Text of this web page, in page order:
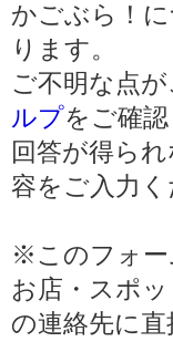
かごぶら！
ります。
ご不明な点
ルプをご確認
回答が得られ
容をご入力く
※このフォー
お店・スポ
の連絡先に直